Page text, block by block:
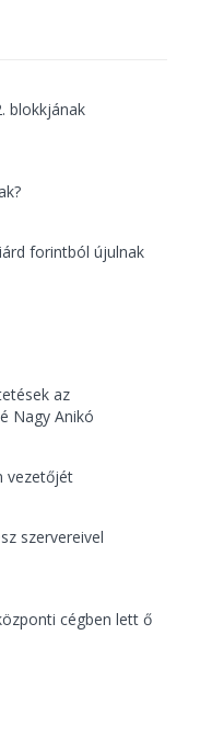
blokkjának
forintból újulnak
az
Nagy Anikó
vezetőjét
szervereivel
cégben lett ő